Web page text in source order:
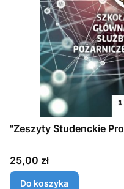
"Zeszyty Studenckie
Cena
25,00 zł
Do koszyka